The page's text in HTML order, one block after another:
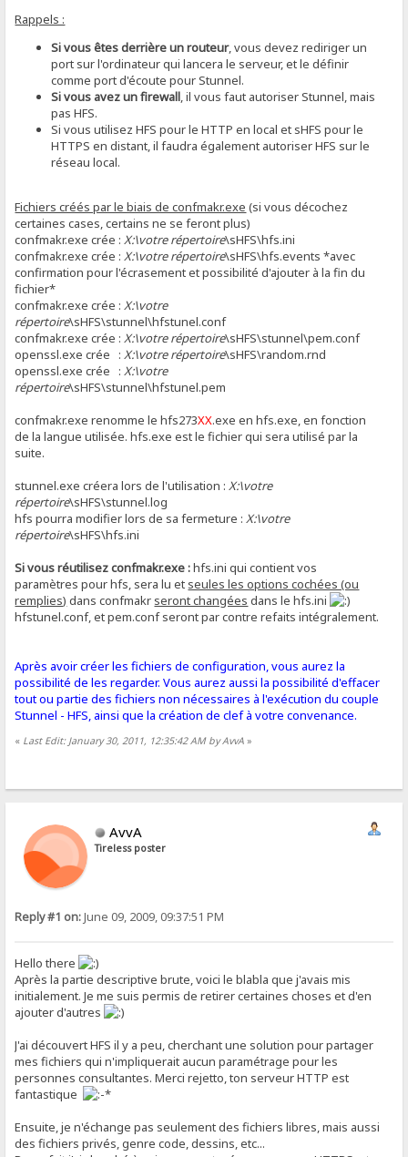
Rappels :
Si vous êtes derrière un routeur, vous devez rediriger un
port sur l'ordinateur qui lancera le serveur, et le définir
comme port d'écoute pour Stunnel.
Si vous avez un firewall, il vous faut autoriser Stunnel, mais
pas HFS.
Si vous utilisez HFS pour le HTTP en local et sHFS pour le
HTTPS en distant, il faudra également autoriser HFS sur le
réseau local.
Fichiers créés par le biais de confmakr.exe (si vous décochez
certaines cases, certains ne se feront plus)
confmakr.exe crée :X:\votre répertoire\sHFS\hfs.ini
confmakr.exe crée :X:\votre répertoire\sHFS\hfs.events *avec
confirmation pour l'écrasement et possibilité d'ajouter à la fin du
fichier*
confmakr.exe crée :X:\votre
répertoire\sHFS\stunnel\hfstunel.conf
confmakr.exe crée :X:\votre répertoire\sHFS\stunnel\pem.conf
openssl.exe crée :X:\votre répertoire\sHFS\random.rnd
openssl.exe crée :X:\votre
répertoire\sHFS\stunnel\hfstunel.pem
confmakr.exe renomme le hfs273XX.exe en hfs.exe, en fonction
de la langue utilisée. hfs.exe est le fichier qui sera utilisé par la
suite.
stunnel.exe créera lors de l'utilisation :X:\votre
répertoire\sHFS\stunnel.log
hfs pourra modifier lors de sa fermeture :X:\votre
répertoire\sHFS\hfs.ini
Si vous réutilisez confmakr.exe :hfs.ini qui contient vos
paramètres pour hfs, sera lu et seules les options cochées (ou
remplies) dans confmakr seront changées dans le hfs.ini
hfstunel.conf, et pem.conf seront par contre refaits intégralement.
Après avoir créer les fichiers de configuration, vous aurez la
possibilité de les regarder. Vous aurez aussi la possibilité d'effacer
tout ou partie des fichiers non nécessaires à l'exécution du couple
Stunnel - HFS, ainsi que la création de clef à votre convenance.
« Last Edit: January 30, 2011, 12:35:42 AM by AvvA »
AvvA
Tireless poster
Reply #1 on:June 09, 2009, 09:37:51 PM
Hello there
Après la partie descriptive brute, voici le blabla que j'avais mis
initialement. Je me suis permis de retirer certaines choses et d'en
ajouter d'autres
J'ai découvert HFS il y a peu, cherchant une solution pour partager
mes fichiers qui n'impliquerait aucun paramétrage pour les
personnes consultantes. Merci rejetto, ton serveur HTTP est
fantastique
Ensuite, je n'échange pas seulement des fichiers libres, mais aussi
des fichiers privés, genre code, dessins, etc...